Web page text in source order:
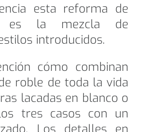
esta reforma de
es la mezcla de
introducidos.
cómo combinan
roble de toda la vida
lacadas en blanco o
tres casos con un